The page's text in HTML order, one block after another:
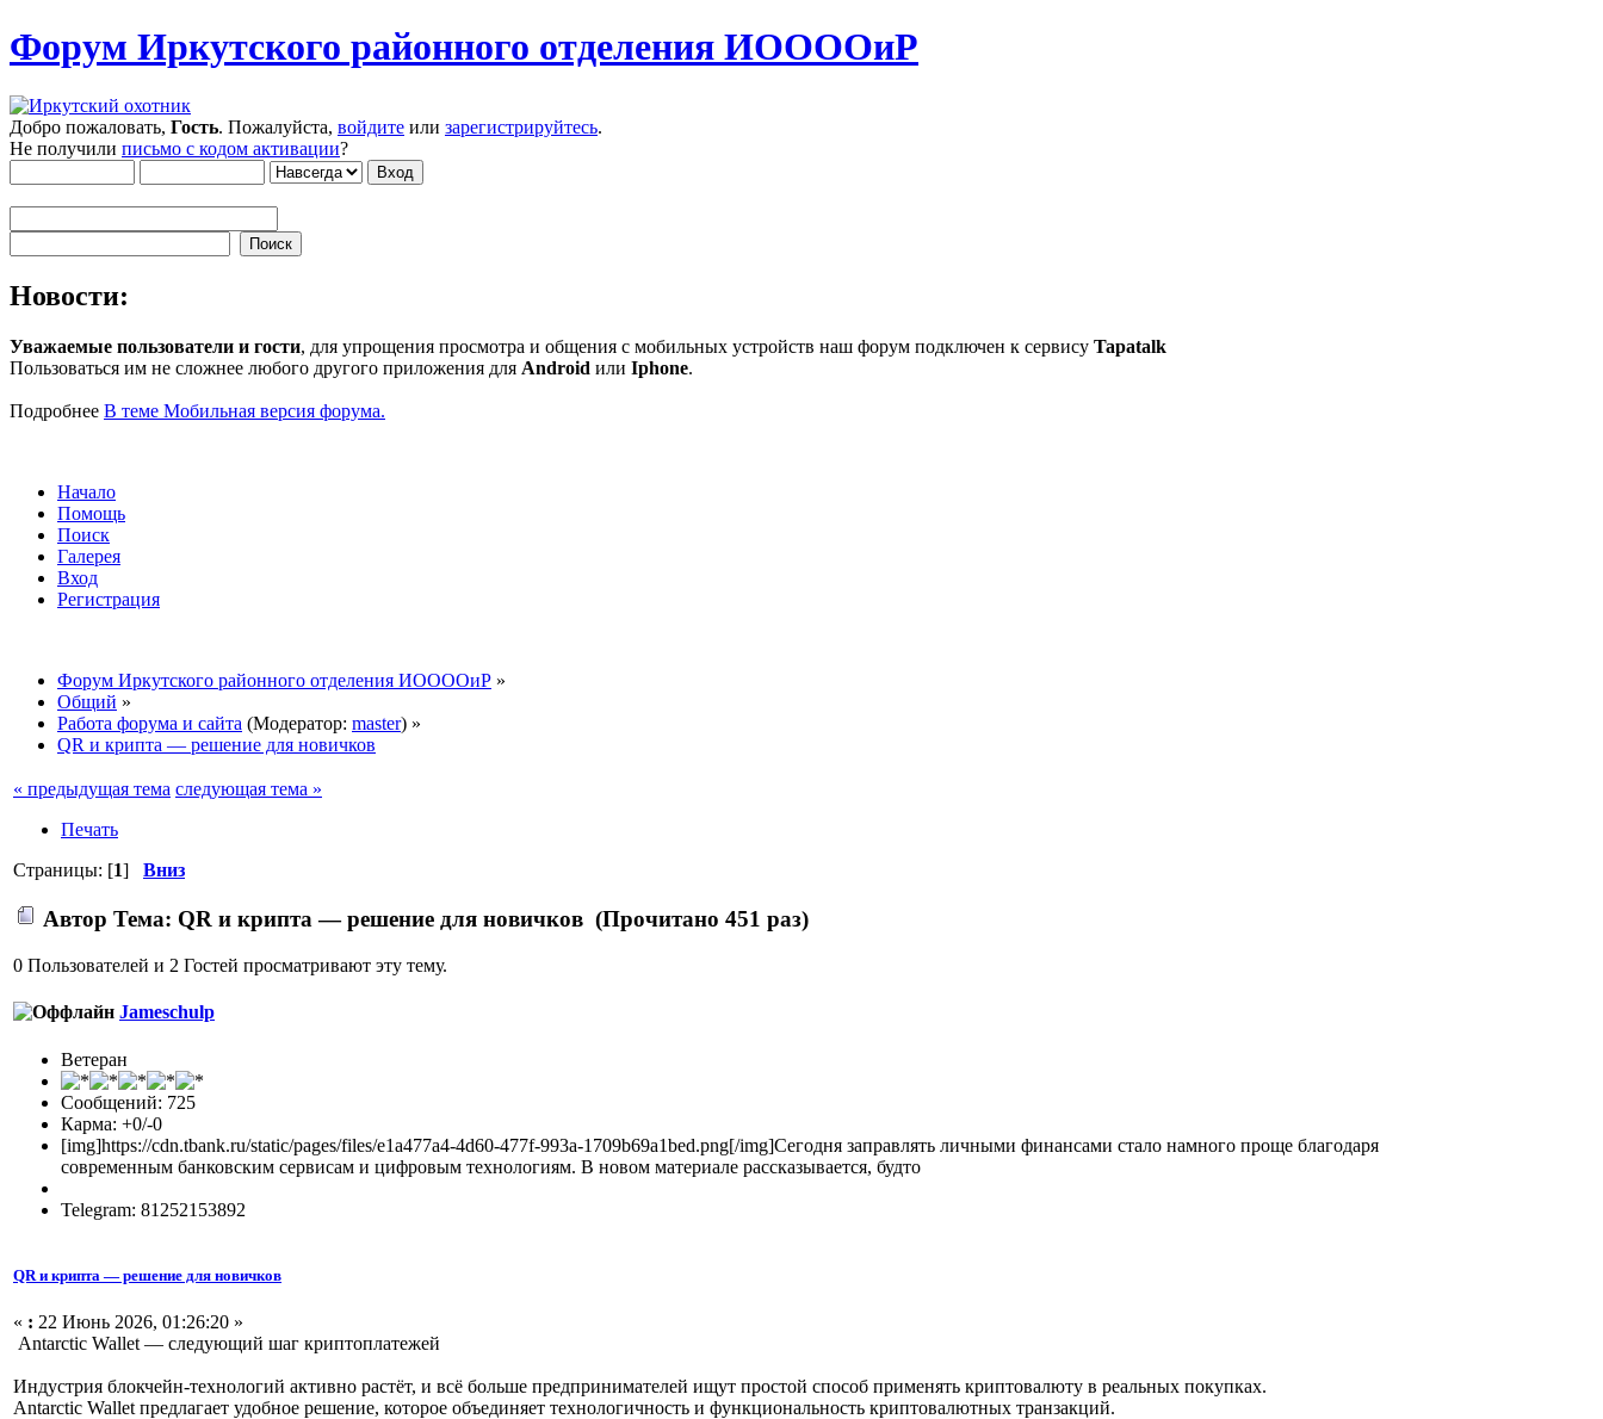
Форум Иркутского районного отделения ИООООиР
Добро пожаловать, Гость. Пожалуйста, войдите или зарегистрируйтесь.
Не получили письмо с кодом активации?
Новости:
Уважаемые пользователи и гости, для упрощения просмотра и общения с мобильных устройств наш форум подключен к сервису Tapatalk
Пользоваться им не сложнее любого другого приложения для Android или Iphone.
Подробнее В теме Мобильная версия форума.
Начало
Помощь
Поиск
Галерея
Вход
Регистрация
Форум Иркутского районного отделения ИООООиР »
Общий »
Работа форума и сайта (Модератор: master) »
QR и крипта — решение для новичков
« предыдущая тема следующая тема »
Печать
Страницы: [1] Вниз
Автор Тема: QR и крипта — решение для новичков (Прочитано 451 раз)
0 Пользователей и 2 Гостей просматривают эту тему.
Jameschulp
Ветеран
Сообщений: 725
Карма: +0/-0
[img]https://cdn.tbank.ru/static/pages/files/e1a477a4-4d60-477f-993a-1709b69a1bed.png[/img]Сегодня заправлять личными финансами стало намного проще благодаря
современным банковским сервисам и цифровым технологиям. В новом материале рассказывается, будто
Telegram: 81252153892
QR и крипта — решение для новичков
« : 22 Июнь 2026, 01:26:20 »
Antarctic Wallet — следующий шаг криптоплатежей
Индустрия блокчейн-технологий активно растёт, и всё больше предпринимателей ищут простой способ применять криптовалюту в реальных покупках.
Antarctic Wallet предлагает удобное решение, которое объединяет технологичность и функциональность криптовалютных транзакций.